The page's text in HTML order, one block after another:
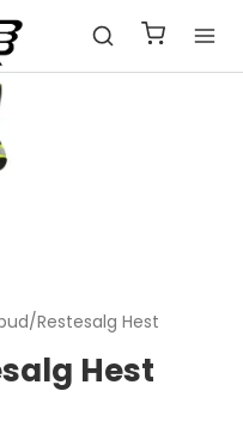
Restesalg Hest
Hest